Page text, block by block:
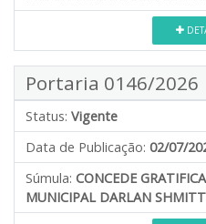
Portaria 0146/2026
Status: Vigente
Data de Publicação: 02/07/
Súmula: CONCEDE
MUNICIPAL DARLAN